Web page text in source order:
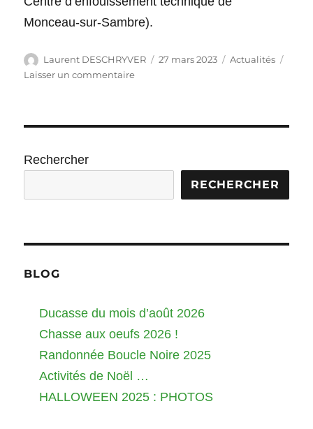
Monceau-sur-Sambre).
Auteur
Laurent DESCHRYVER
Publié
27 mars 2023 Catégories
Actualités
Laisser un commentairesur
Rechercher
RECHERCHER
BLOG
Ducasse du mois d’août 2026
Chasse aux oeufs 2026 !
Randonnée Boucle Noire 2025
Activités de Noël …
HALLOWEEN 2025 : PHOTOS